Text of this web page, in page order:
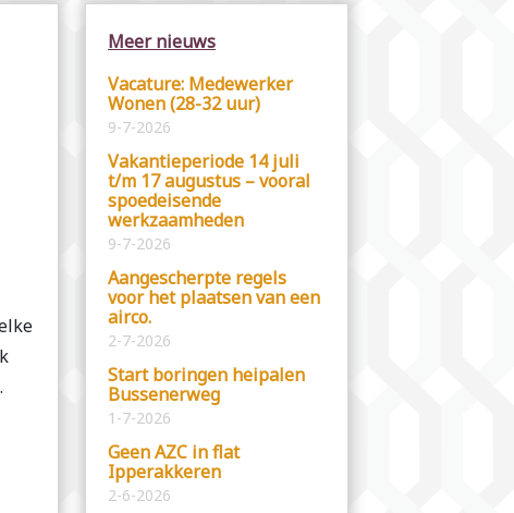
Meer nieuws
Vacature: Medewerker
Wonen (28-32 uur)
9-7-2026
Vakantieperiode 14 juli
t/m 17 augustus – vooral
spoedeisende
werkzaamheden
9-7-2026
Aangescherpte regels
voor het plaatsen van een
airco.
2-7-2026
Start boringen heipalen
Bussenerweg
1-7-2026
Geen AZC in flat
Ipperakkeren
2-6-2026